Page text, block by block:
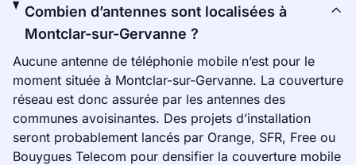
Combien d’antennes sont localisées à
Montclar-sur-Gervanne ?
Aucune antenne de téléphonie mobile n’est pour le
moment située à Montclar-sur-Gervanne. La couverture
réseau est donc assurée par les antennes des
communes avoisinantes. Des projets d’installation
seront probablement lancés par Orange, SFR, Free ou
Bouygues Telecom pour densifier la couverture mobile